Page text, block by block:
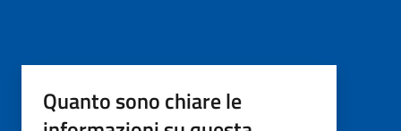
Quanto sono chiare le